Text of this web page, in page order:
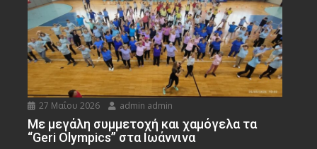
27 Μαΐου 2026 admin admin
Με μεγάλη συμμετοχή και χαμόγελα τα
“Geri Olympics” στα Ιωάννινα